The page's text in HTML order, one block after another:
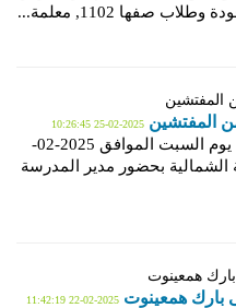
صفها 1102, معلمة...
المفتشين 2025-02-25 10:26:45
كرمت مدرسة آفاق الثانوية كفرمندا يوم السبت الموافق 2025-02-
الشمالية بحضور مدير المدرسة
بارك همعينوت 2025-02-22 11:42:19